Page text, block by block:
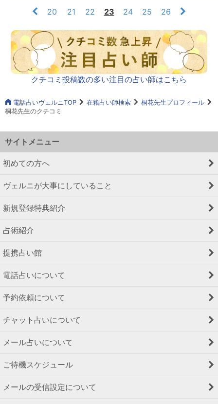
20 21 22 23 24 25 26
クチコミ投稿数の多い注目の占い師はこちら
電話占いヴェルニTOP 在籍占い師検索
桐花先生プロフィール
桐花先生のクチコミ
サイトメニュー
初めての方へ
ヴェルニが大事にしていること
新規登録特典紹介
占術紹介
提携占い館
電話占いについて
予約依頼について
チャット占いについて
メール占いについて
ご待機スケジュール
メールの受信設定について